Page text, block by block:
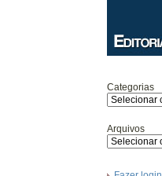
Categorias
Arquivos